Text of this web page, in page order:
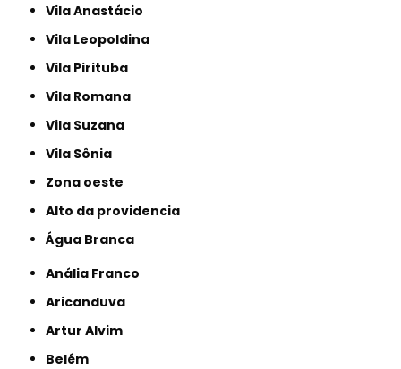
Vila Anastácio
Vila Leopoldina
Vila Pirituba
Vila Romana
Vila Suzana
Vila Sônia
Zona oeste
alto da providencia
Água Branca
Anália Franco
Aricanduva
Artur Alvim
Belém